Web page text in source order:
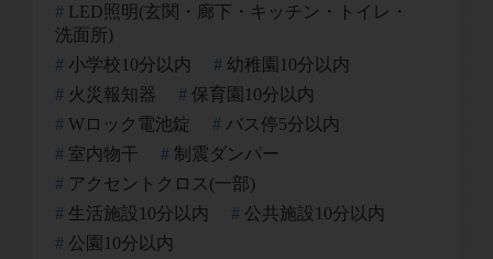
LED照明(玄関・廊下・キッチン・トイレ・
洗面所)
小学校10分以内
幼稚園10分以内
火災報知器
保育園10分以内
Wロック電池錠
バス停5分以内
室内物干
制震ダンパー
アクセントクロス(一部)
生活施設10分以内
公共施設10分以内
公園10分以内